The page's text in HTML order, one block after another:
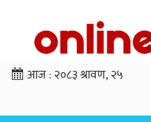
आज :२०८३ श्रावण, २५